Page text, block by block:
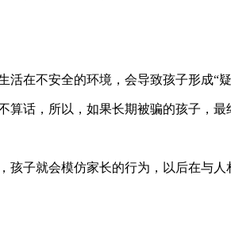
在不安全的环境，会导致孩子形成“疑
话，所以，如果长期被骗的孩子，最
子就会模仿家长的行为，以后在与人